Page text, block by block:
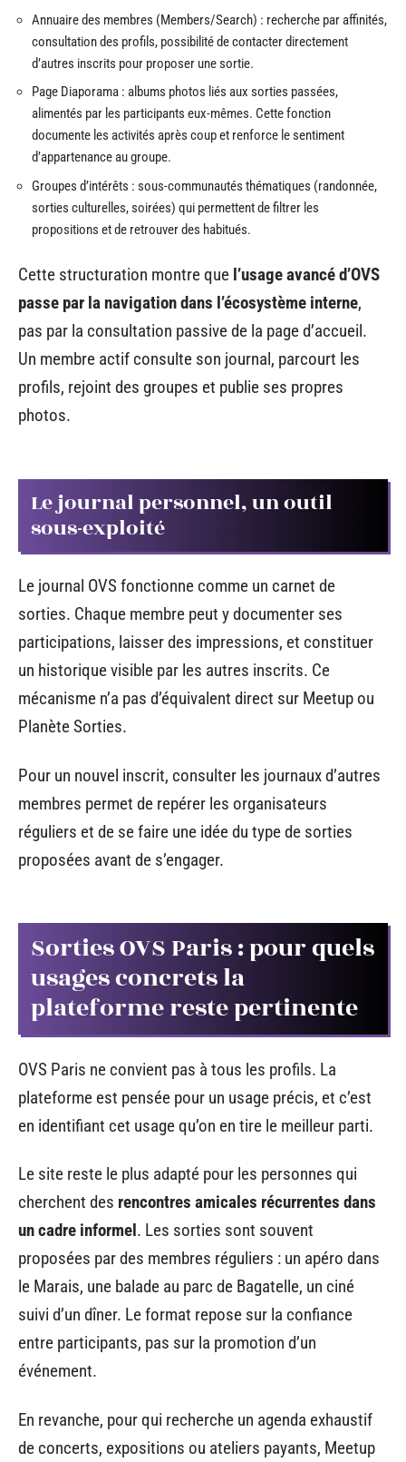
Annuaire des membres (Members/Search) : recherche par affinités,
consultation des profils, possibilité de contacter directement
d’autres inscrits pour proposer une sortie.
Page Diaporama : albums photos liés aux sorties passées,
alimentés par les participants eux-mêmes. Cette fonction
documente les activités après coup et renforce le sentiment
d’appartenance au groupe.
Groupes d’intérêts : sous-communautés thématiques (randonnée,
sorties culturelles, soirées) qui permettent de filtrer les
propositions et de retrouver des habitués.
Cette structuration montre que l’usage avancé d’OVS
passe par la navigation dans l’écosystème interne,
pas par la consultation passive de la page d’accueil.
Un membre actif consulte son journal, parcourt les
profils, rejoint des groupes et publie ses propres
photos.
Le journal personnel, un outil
sous-exploité
Le journal OVS fonctionne comme un carnet de
sorties. Chaque membre peut y documenter ses
participations, laisser des impressions, et constituer
un historique visible par les autres inscrits. Ce
mécanisme n’a pas d’équivalent direct sur Meetup ou
Planète Sorties.
Pour un nouvel inscrit, consulter les journaux d’autres
membres permet de repérer les organisateurs
réguliers et de se faire une idée du type de sorties
proposées avant de s’engager.
Sorties OVS Paris : pour quels
usages concrets la
plateforme reste pertinente
OVS Paris ne convient pas à tous les profils. La
plateforme est pensée pour un usage précis, et c’est
en identifiant cet usage qu’on en tire le meilleur parti.
Le site reste le plus adapté pour les personnes qui
cherchent des rencontres amicales récurrentes dans
un cadre informel. Les sorties sont souvent
proposées par des membres réguliers : un apéro dans
le Marais, une balade au parc de Bagatelle, un ciné
suivi d’un dîner. Le format repose sur la confiance
entre participants, pas sur la promotion d’un
événement.
En revanche, pour qui recherche un agenda exhaustif
de concerts, expositions ou ateliers payants, Meetup